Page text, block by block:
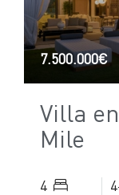
7.500.000€
Villa
Mile
4